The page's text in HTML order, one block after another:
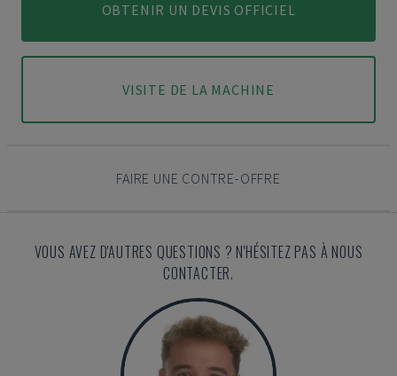
OBTENIR UN DEVIS OFFICIEL
VISITE DE LA MACHINE
FAIRE UNE CONTRE-OFFRE
VOUS AVEZ D'AUTRES QUESTIONS ? N'HÉSITEZ PAS À NOUS
CONTACTER.